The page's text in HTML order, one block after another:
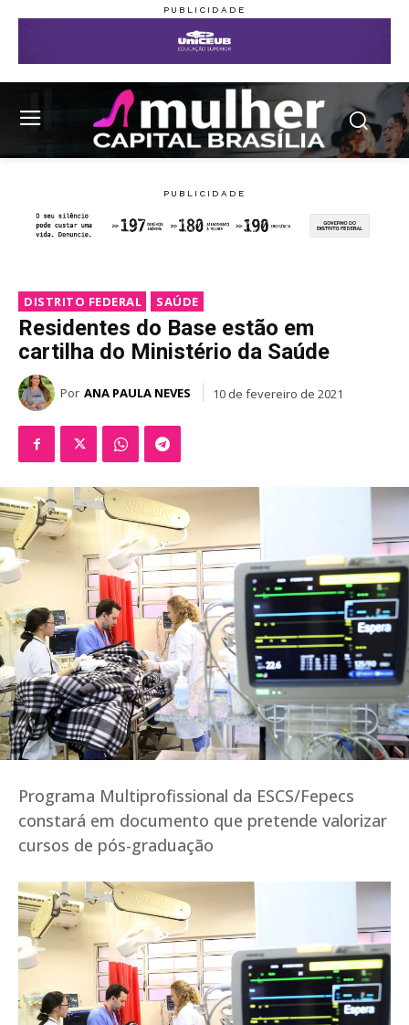
DISTRITO FEDERAL SAÚDE
Residentes do Base estão em
cartilha do Ministério da Saúde
Por ANA PAULA NEVES 10 de fevereiro de 2021
Programa Multiprofissional da ESCS/Fepecs
constará em documento que pretende valorizar
cursos de pós-graduação